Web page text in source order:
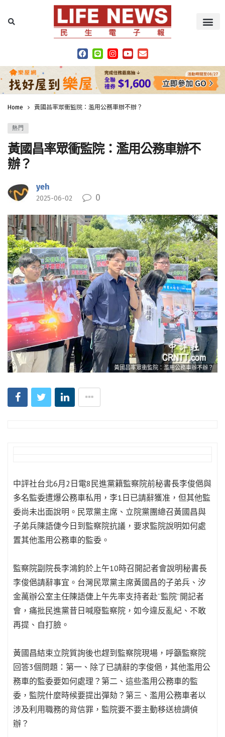
Home 黃國昌率眾衝監院：濫用公務車辦不辦？
熱門
黃國昌率眾衝監院：濫用公務車辦不
辦？
yeh
2025-06-02 0
黃國昌率眾衝監院：濫用公務車辦不辦？
中評社台北6月2日電8民進黨籍監察院前秘書長李俊俋與
多名監委遭爆公務車私用，李1日已請辭獲准，但其他監
委尚未出面說明。民眾黨主席、立院黨團總召黃國昌與
子弟兵陳語倢今日到監察院抗議，要求監院說明如何處
置其他濫用公務車的監委。
監察院副院長李鴻鈞於上午10時召開記者會說明秘書長
李俊俋請辭事宜。台灣民眾黨主席黃國昌的子弟兵、汐
金萬辦公室主任陳語倢上午先率支持者赴“監院”開記者
會，痛批民進黨昔日喊廢監察院，如今違反亂紀、不敢
再提、自打臉。
黃國昌結束立院質詢後也趕到監察院現場，呼籲監察院
回答3個問題：第一、除了已請辭的李俊俋，其他濫用公
務車的監委要如何處理？第二、這些濫用公務車的監
委，監院什麼時候要提出彈劾？第三、濫用公務車者以
涉及利用職務的背信罪，監院要不要主動移送檢調偵
辦？